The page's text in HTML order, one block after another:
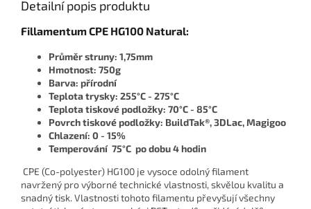
Detailní popis produktu
Fillamentum CPE HG100 Natural:
Průměr struny: 1,75mm
Hmotnost: 750g
Barva: přírodní
Teplota trysky: 255°C - 275°C
Teplota tiskové podložky: 70°C - 85°C
Povrch tiskové podložky: BuildTak®, 3DLac, Magigoo
Chlazení: 0 - 15%
Temperování 75°C po dobu 4 hodin
CPE (Co-polyester) HG100 je vysoce odolný filament
navržený pro výborné technické vlastnosti, skvělou kvalitu a
snadný tisk. Vlastnosti tohoto filamentu převyšují všechny